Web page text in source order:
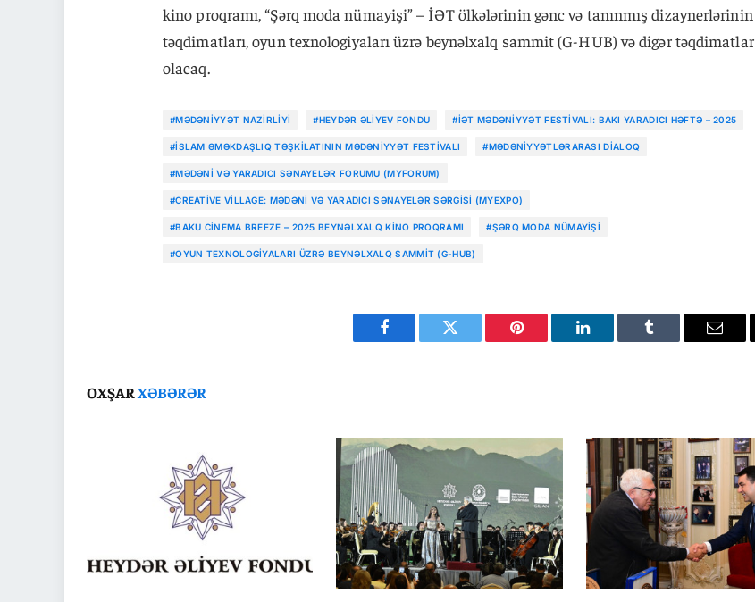
kino proqramı, “Şərq moda nümayişi” – İƏT ölkələrinin gənc və tanınmış dizaynerlərinin
təqdimatları, oyun texnologiyaları üzrə beynəlxalq sammit (G-HUB) və digər təqdimatlar
olacaq.
#MƏDƏNIYYƏT NAZIRLIYI #HEYDƏR ƏLIYEV FONDU #İƏT MƏDƏNIYYƏT FESTIVALI: BAKI YARADICI HƏFTƏ – 2025
#İSLAM ƏMƏKDAŞLIQ TƏŞKILATININ MƏDƏNIYYƏT FESTIVALI #MƏDƏNIYYƏTLƏRARASI DIALOQ
#MƏDƏNI VƏ YARADICI SƏNAYELƏR FORUMU (MYFORUM)
#CREATIVE VILLAGE: MƏDƏNI VƏ YARADICI SƏNAYELƏR SƏRGISI (MYEXPO)
#BAKU CINEMA BREEZE – 2025 BEYNƏLXALQ KINO PROQRAMI #ŞƏRQ MODA NÜMAYIŞI
#OYUN TEXNOLOGIYALARI ÜZRƏ BEYNƏLXALQ SAMMIT (G-HUB)
Facebook Twitter Pinterest LinkedIn Tumblr Email
OXŞARXƏBƏRƏR